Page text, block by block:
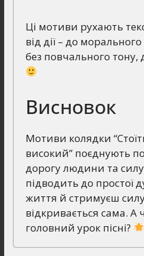
Ці мотиви рухають
від дії – до морального
без повчального
Висновок
Мотиви колядки
високий” поєднують
дорогу людини та
підводить до простої
життя й стримуєш
відкривається сама. А
головний урок пісні?